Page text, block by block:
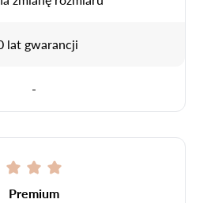
lat gwarancji
-
Premium